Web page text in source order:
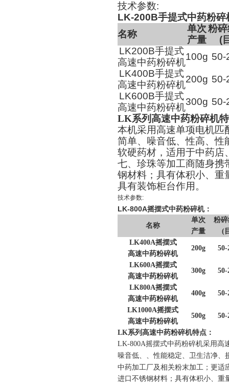
技术参数:
LK-200B手提式中药粉碎
名称
单次
产量
粉
(
LK200B手提式
高速中药粉碎机
100g 50-
LK400B手提式
高速中药粉碎机
200g 50-
LK600B手提式
高速中药粉碎机
300g 50-
LK系列高速中药粉碎机
本机采用高速单项电机匹
简单、噪音低、性高、性
软硬药材， 适用于中药店
七、珍珠等加工商随身携
钢材料；具有体积小、重
具有装饰柜台作用。
技术参数:
LK-800A摇摆式中药粉碎机：
名称
单次
产量
粉
(
LK400A摇摆式
高速中药粉碎机
200g 50-
LK600A摇摆式
高速中药粉碎机
300g 50-
LK800A摇摆式
高速中药粉碎机
400g 50-
LK1000A摇摆式
高速中药粉碎机
500g 50-
LK系列高速中药粉碎机特点：
LK-800A摇摆式中药粉碎机采用高
噪音低、、性能稳定、卫生洁净、
中药加工厂及相关粉末加工；更适
进口不锈钢材料；具有体积小、重